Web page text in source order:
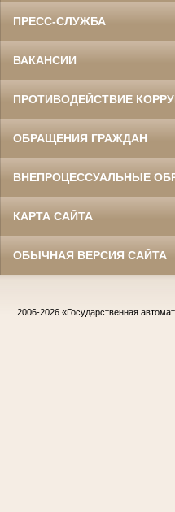
ПРЕСС-СЛУЖБА
ВАКАНСИИ
ПРОТИВОДЕЙСТВИЕ
ОБРАЩЕНИЯ ГРАЖДАН
ВНЕПРОЦЕССУАЛЬНЫЕ
КАРТА САЙТА
ОБЫЧНАЯ ВЕРСИЯ САЙТА
2006-2026 «Государственная